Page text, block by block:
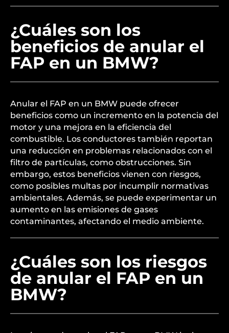
¿Cuáles son los
beneficios de anular el
FAP en un BMW?
Anular el FAP en un BMW puede ofrecer
beneficios como un incremento en la potencia del
motor y una mejora en la eficiencia del
combustible. Los conductores también reportan
una reducción en problemas relacionados con el
filtro de partículas, como obstrucciones. Sin
embargo, estos beneficios vienen con riesgos,
como posibles multas por incumplir normativas
ambientales. Además, se puede experimentar un
aumento en las emisiones de gases
contaminantes, afectando el medio ambiente.
¿Cuáles son los riesgos
de anular el FAP en un
BMW?